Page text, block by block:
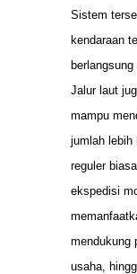
Sistem
kendaraan
Jalur laut
mampu
jumlah lebih
reguler
ekspedisi
mendukung
usaha,